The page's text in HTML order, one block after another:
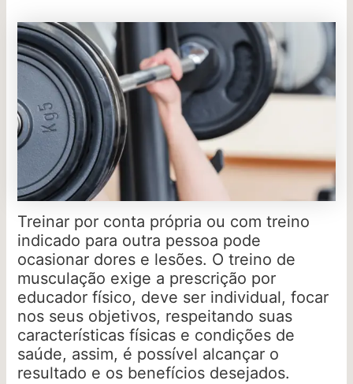
Treinar por conta própria ou com treino
indicado para outra pessoa pode
ocasionar dores e lesões. O treino de
musculação exige a prescrição por
educador físico, deve ser individual, focar
nos seus objetivos, respeitando suas
características físicas e condições de
saúde, assim, é possível alcançar o
resultado e os benefícios desejados.